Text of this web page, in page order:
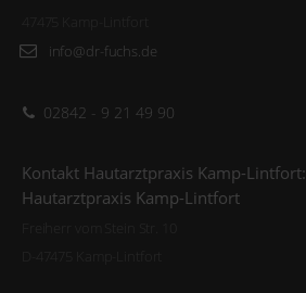
info@dr-fuchs.de
02842 - 9 21 49 90
Kontakt Hautarztpraxis Kamp-Lintfort:
Hautarztpraxis Kamp-Lintfort